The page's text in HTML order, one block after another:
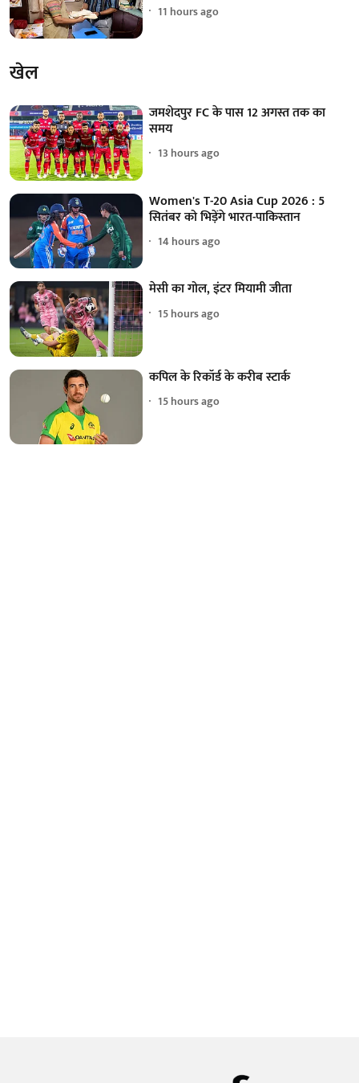
11 hours ago
खेल
जमशेदपुर FC के पास 12 अगस्त तक का
समय
13 hours ago
Women's T-20 Asia Cup 2026 : 5
सितंबर को भिड़ेंगे भारत-पाकिस्तान
14 hours ago
मेसी का गोल, इंटर मियामी जीता
15 hours ago
कपिल के रिकॉर्ड के करीब स्टार्क
15 hours ago